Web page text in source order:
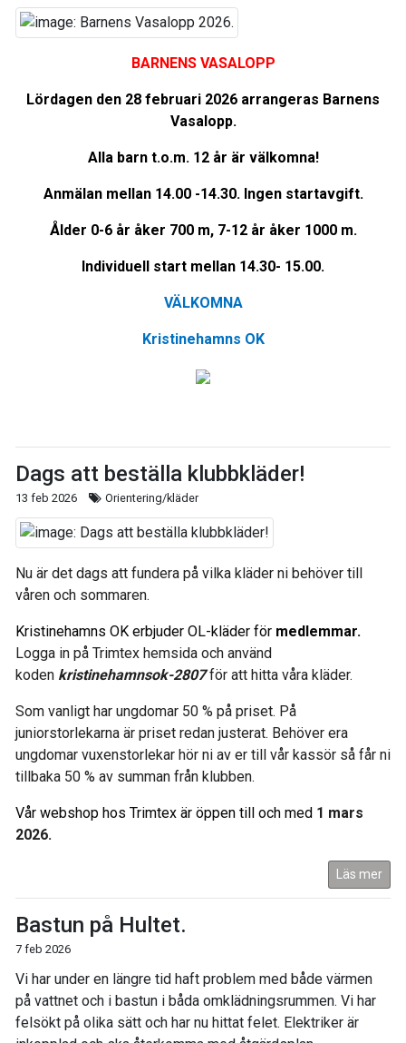
BARNENS VASALOPP
Lördagen den 28 februari 2026 arrangeras Barnens
Vasalopp.
Alla barn t.o.m. 12 år är välkomna!
Anmälan mellan 14.00 -14.30. Ingen startavgift.
Ålder 0-6 år åker 700 m, 7-12 år åker 1000 m.
Individuell start mellan 14.30- 15.00.
VÄLKOMNA
Kristinehamns OK
Dags att beställa klubbkläder!
13 feb 2026 Orientering/kläder
Nu är det dags att fundera på vilka kläder ni behöver till
våren och sommaren.
Kristinehamns OK erbjuder OL-kläder för medlemmar.
Logga in på Trimtex hemsida och använd
koden kristinehamnsok-2807för att hitta våra kläder.
Som vanligt har ungdomar 50 % på priset. På
juniorstorlekarna är priset redan justerat. Behöver era
ungdomar vuxenstorlekar hör ni av er till vår kassör så får ni
tillbaka 50 % av summan från klubben.
Vår webshop hos Trimtex är öppen till och med 1 mars
2026.
Läs mer
Bastun på Hultet.
7 feb 2026
Vi har under en längre tid haft problem med både värmen
på vattnet och i bastun i båda omklädningsrummen. Vi har
felsökt på olika sätt och har nu hittat felet. Elektriker är